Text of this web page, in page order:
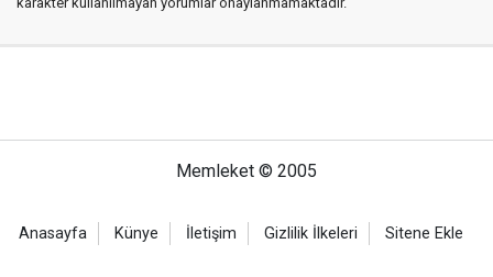
Memleket © 2005
Anasayfa Künye İletişim Gizlilik İlkeleri Sitene Ekle